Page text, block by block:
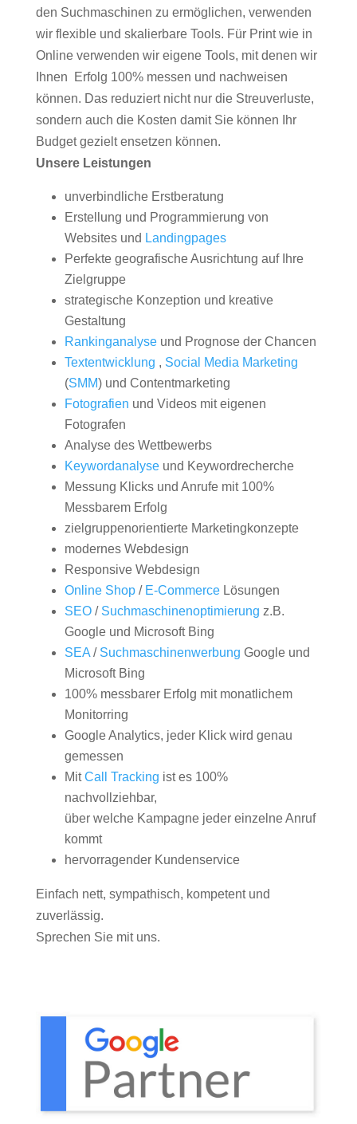
den Suchmaschinen zu ermöglichen, verwenden
wir flexible und skalierbare Tools. Für Print wie in
Online verwenden wir eigene Tools, mit denen wir
Ihnen Erfolg 100% messen und nachweisen
können. Das reduziert nicht nur die Streuverluste,
sondern auch die Kosten damit Sie können Ihr
Budget gezielt ensetzen können.
Unsere Leistungen
unverbindliche Erstberatung
Erstellung und Programmierung von
Websites und Landingpages
Perfekte geografische Ausrichtung auf Ihre
Zielgruppe
strategische Konzeption und kreative
Gestaltung
Rankinganalyseund Prognose der Chancen
Textentwicklung , Social Media Marketing
(SMM) und Contentmarketing
Fotografien und Videos mit eigenen
Fotografen
Analyse des Wettbewerbs
Keywordanalyseund Keywordrecherche
Messung Klicks und Anrufe mit 100%
Messbarem Erfolg
zielgruppenorientierte Marketingkonzepte
modernes Webdesign
Responsive Webdesign
Online Shop/ E-CommerceLösungen
SEO/ Suchmaschinenoptimierung z.B.
Google und Microsoft Bing
SEA/ Suchmaschinenwerbung Google und
Microsoft Bing
100% messbarer Erfolg mit monatlichem
Monitorring
Google Analytics, jeder Klick wird genau
gemessen
MitCall Tracking ist es 100%
nachvollziehbar,
über welche Kampagne jeder einzelne Anruf
kommt
hervorragender Kundenservice
Einfach nett, sympathisch, kompetent und
zuverlässig.
Sprechen Sie mit uns.